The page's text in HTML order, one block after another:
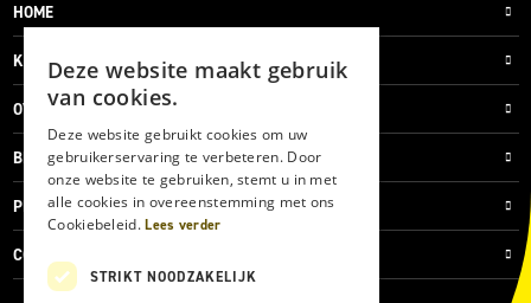
HOME
KLANTENSERVICE
OVER ONS
BLOG
PRIVACYVERKLARING
COOKIES
Deze website maakt gebruik
van cookies.
Deze website gebruikt cookies om uw
gebruikerservaring te verbeteren. Door
onze website te gebruiken, stemt u in met
alle cookies in overeenstemming met ons
Cookiebeleid.Lees verder
STRIKT NOODZAKELIJK